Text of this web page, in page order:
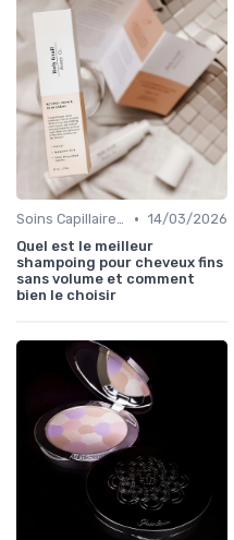
Soins Capillaires Bio • 14/03/2026
Quel est le meilleur
shampoing pour cheveux fins
sans volume et comment
bien le choisir